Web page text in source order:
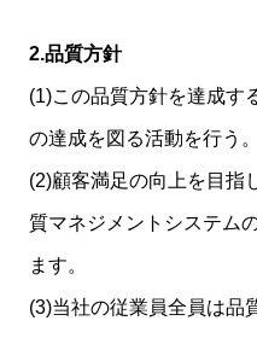
2.品質方針
(1)この品質方針を達成す
の達成を図る活動を行う。
(2)顧客満足の向上を目指
質マネジメントシステム
ます。
(3)当社の従業員全員は品